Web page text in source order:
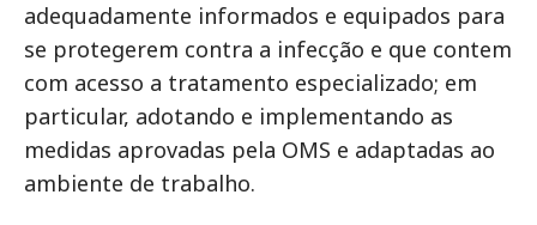
adequadamente informados e equipados para
se protegerem contra a infecção e que contem
com acesso a tratamento especializado; em
particular, adotando e implementando as
medidas aprovadas pela OMS e adaptadas ao
ambiente de trabalho.